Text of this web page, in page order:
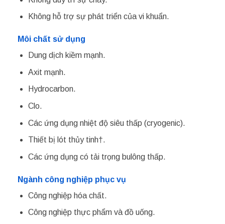
Không hỗ trợ sự phát triển của vi khuẩn.
Môi chất sử dụng
Dung dịch kiềm mạnh.
Axit mạnh.
Hydrocarbon.
Clo.
Các ứng dụng nhiệt độ siêu thấp (cryogenic).
Thiết bị lót thủy tinh†.
Các ứng dụng có tải trọng bulông thấp.
Ngành công nghiệp phục vụ
Công nghiệp hóa chất.
Công nghiệp thực phẩm và đồ uống.